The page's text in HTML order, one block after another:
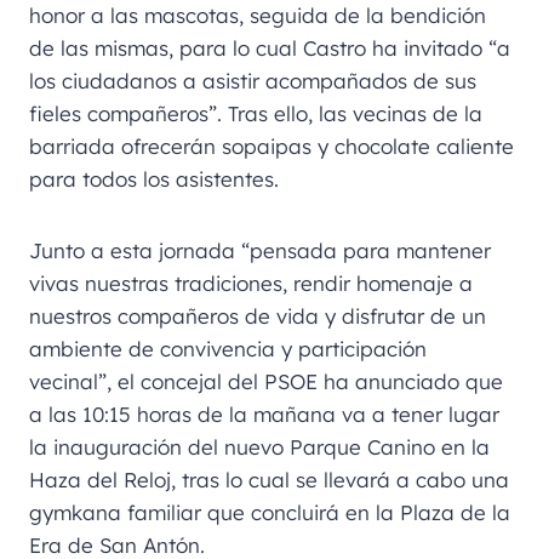
honor a las mascotas, seguida de la bendición
de las mismas, para lo cual Castro ha invitado “a
los ciudadanos a asistir acompañados de sus
fieles compañeros”. Tras ello, las vecinas de la
barriada ofrecerán sopaipas y chocolate caliente
para todos los asistentes.
Junto a esta jornada “pensada para mantener
vivas nuestras tradiciones, rendir homenaje a
nuestros compañeros de vida y disfrutar de un
ambiente de convivencia y participación
vecinal”, el concejal del PSOE ha anunciado que
a las 10:15 horas de la mañana va a tener lugar
la inauguración del nuevo Parque Canino en la
Haza del Reloj, tras lo cual se llevará a cabo una
gymkana familiar que concluirá en la Plaza de la
Era de San Antón.